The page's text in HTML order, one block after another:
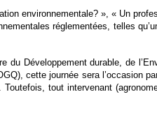
environnementale? », « Un
réglementées, telles
Développement durable, de
cette journée sera
Toutefois, tout intervenant